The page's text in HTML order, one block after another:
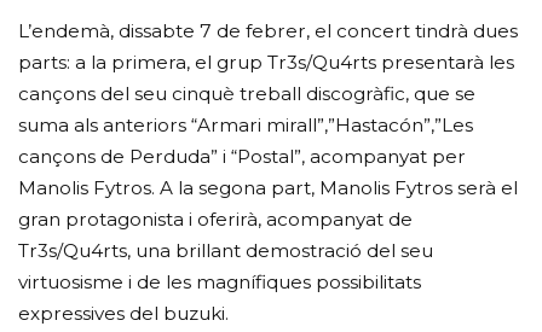
L’endemà, dissabte 7 de febrer, el concert tindrà dues
parts: a la primera, el grup Tr3s/Qu4rts presentarà les
cançons del seu cinquè treball discogràfic, que se
suma als anteriors “Armari mirall”,”Hastacón”,”Les
cançons de Perduda” i “Postal”, acompanyat per
Manolis Fytros. A la segona part, Manolis Fytros serà el
gran protagonista i oferirà, acompanyat de
Tr3s/Qu4rts, una brillant demostració del seu
virtuosisme i de les magnífiques possibilitats
expressives del buzuki.